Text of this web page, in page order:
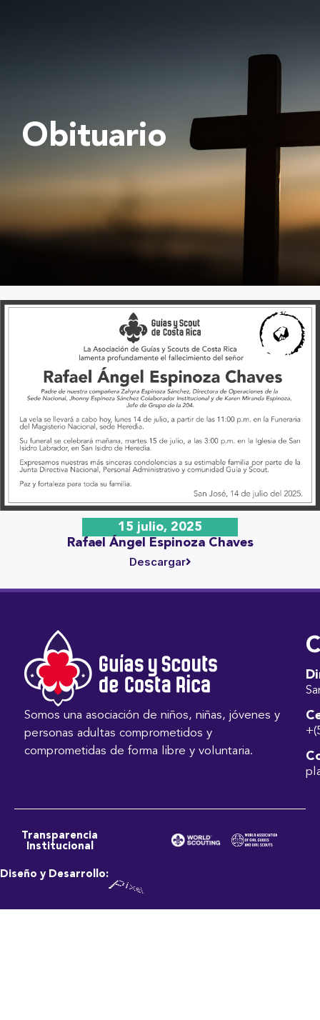
Obituario
15 julio, 2025
Rafael Ángel Espinoza Chaves
Descargar
Somos una asociación de niños, niñas, jóvenes y
personas adultas comprometidos y
comprometidas de forma libre y voluntaria.
Transparencia
Institucional
Diseño y Desarrollo: